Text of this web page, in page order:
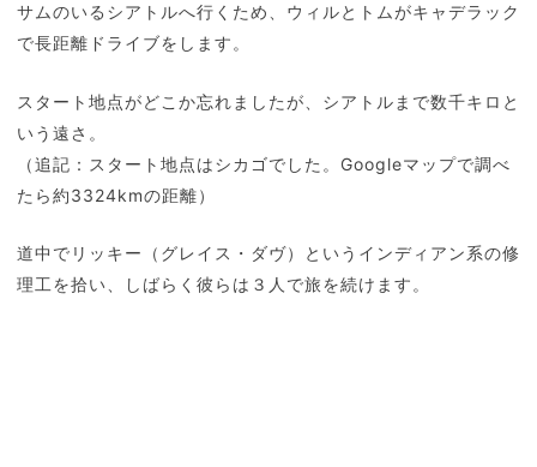
サムのいるシアトルへ行くため、ウィルとトムがキャデラック
で長距離ドライブをします。
スタート地点がどこか忘れましたが、シアトルまで数千キロと
いう遠さ。
（追記：スタート地点はシカゴでした。Googleマップで調べ
たら約3324kmの距離）
道中でリッキー（グレイス・ダヴ）というインディアン系の修
理工を拾い、しばらく彼らは３人で旅を続けます。